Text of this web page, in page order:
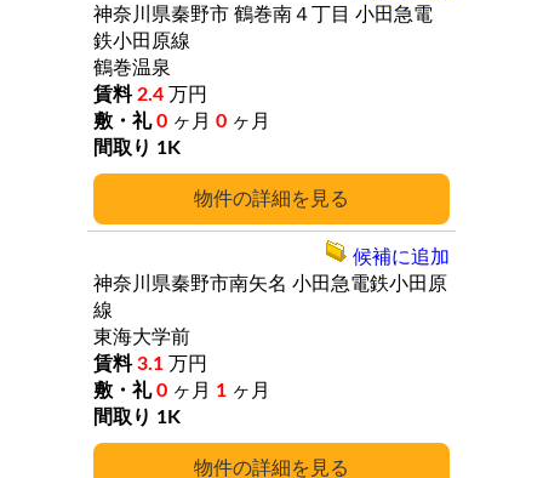
詳細
神奈川県秦野市 鶴巻南４丁目 小田急電
鉄小田原線
鶴巻温泉
2.4 万円
0 ヶ月 0 ヶ月
1K
詳細
神奈川県秦野市南矢名 小田急電鉄小田原
線
東海大学前
3.1 万円
0 ヶ月 1 ヶ月
1K
候補に追加